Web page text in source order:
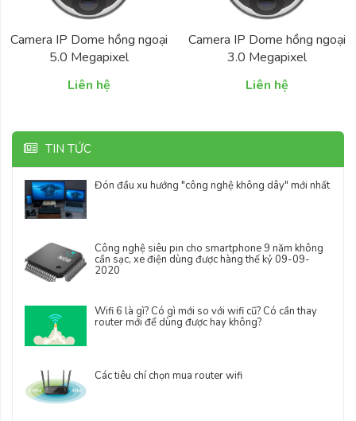
Camera IP Dome hồng ngoại
5.0 Megapixel
HONEYWELL
HC35W45R3
Liên hệ
Camera IP Dome hồng ngoại
3.0 Megapixel
HONEYWELL
HC35W43R3
Liên hệ
TIN TỨC
Đón đầu xu hướng "công nghệ không dây" mới nhất
Công nghệ siêu pin cho smartphone 9 năm không
cần sạc, xe điện dùng được hàng thế kỷ 09-09-
2020
Wifi 6 là gì? Có gì mới so với wifi cũ? Có cần thay
router mới để dùng được hay không?
Các tiêu chí chọn mua router wifi